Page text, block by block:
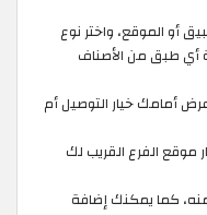
أو الموقع، واختر نوع
أي طبق من الأصناف
أمامك خيار التوصيل أم
موقع الفرع القريب لك
كما يمكنك إضافة